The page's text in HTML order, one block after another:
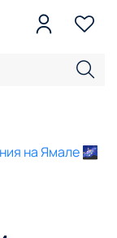
на Ямале 🌌